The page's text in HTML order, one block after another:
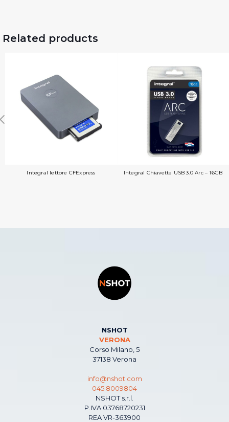
Related products
Integral lettore CFExpress Integral Chiavetta USB 3.0 Arc – 16GB
NSHOT
VERONA
Corso Milano, 5
37138 Verona
info@nshot.com
045 8009804
NSHOT s.r.l.
P.IVA 03768720231
REA VR-363900